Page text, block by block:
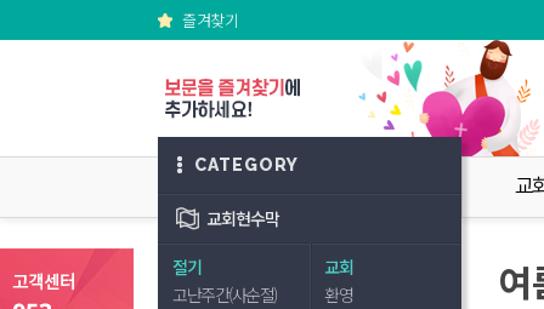
즐겨찾기
교
CATEGORY
교회현수막
절기
고난주간(사순절)
교회
환영